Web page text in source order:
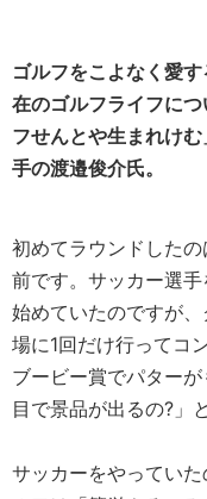
ゴルフをこよなく愛
在のゴルフライフに
フせんとや生まれけ
手の渡邉俊介氏。
初めてラウンドした
前です。サッカー選
始めていたのですが
場に1回だけ行ってコ
ブービー賞でパター
目で景品が出るの?」
サッカーをやってい